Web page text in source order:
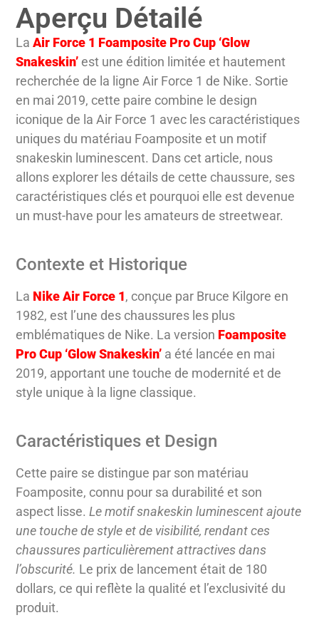
Aperçu Détailé
LaAir Force 1 Foamposite Pro Cup ‘Glow
Snakeskin’ est une édition limitée et hautement
recherchée de la ligne Air Force 1 de Nike. Sortie
en mai 2019, cette paire combine le design
iconique de la Air Force 1 avec les caractéristiques
uniques du matériau Foamposite et un motif
snakeskin luminescent. Dans cet article, nous
allons explorer les détails de cette chaussure, ses
caractéristiques clés et pourquoi elle est devenue
un must-have pour les amateurs de streetwear.
Contexte et Historique
La Nike Air Force 1, conçue par Bruce Kilgore en
1982, est l’une des chaussures les plus
emblématiques de Nike. La version Foamposite
Pro Cup ‘Glow Snakeskin’ a été lancée en mai
2019, apportant une touche de modernité et de
style unique à la ligne classique.
Caractéristiques et Design
Cette paire se distingue par son matériau
Foamposite, connu pour sa durabilité et son
aspect lisse.Le motif snakeskin luminescent ajoute
une touche de style et de visibilité, rendant ces
chaussures particulièrement attractives dans
l’obscurité. Le prix de lancement était de 180
dollars, ce qui reflète la qualité et l’exclusivité du
produit.